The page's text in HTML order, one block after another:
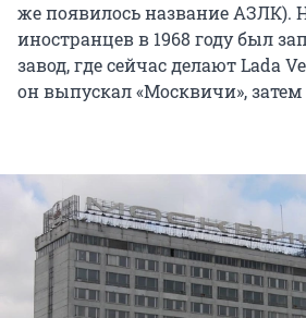
же появилось название АЗЛК).
иностранцев в 1968 году был
завод, где сейчас делают Lada
он выпускал «Москвичи»,